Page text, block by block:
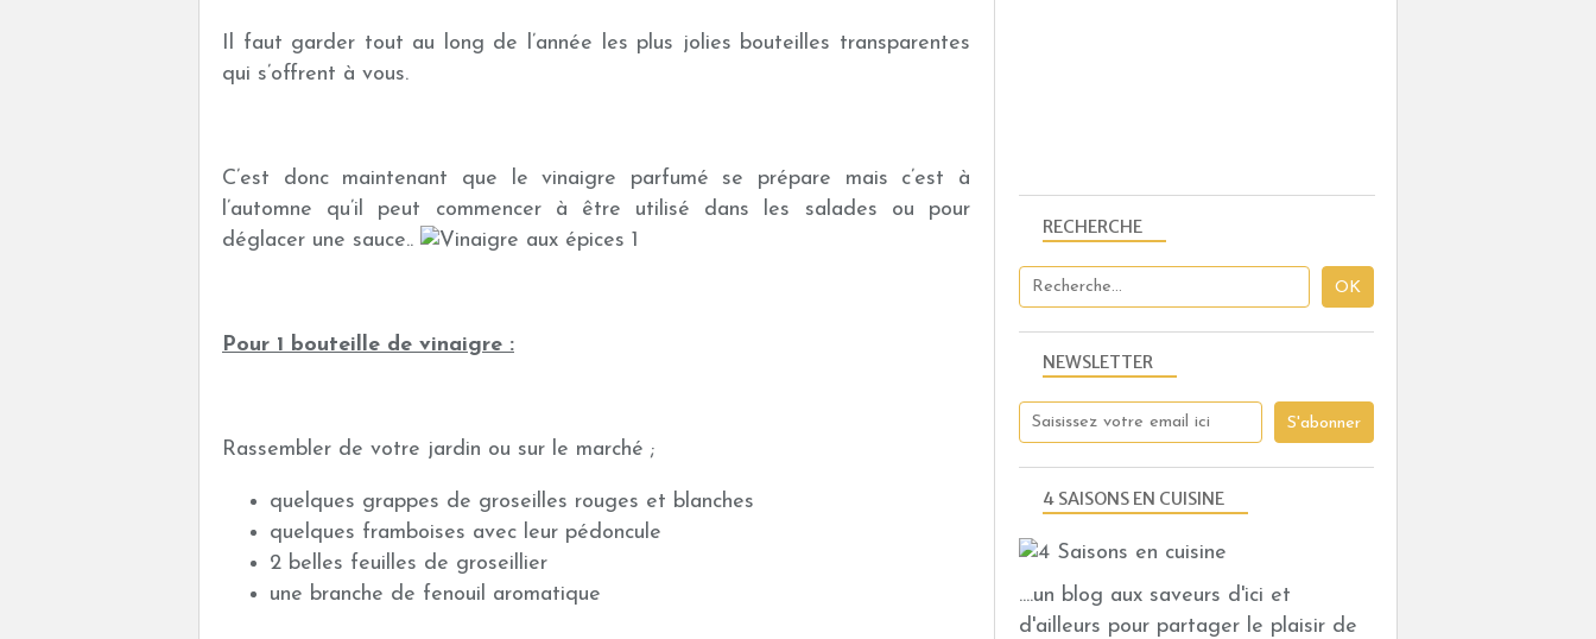
Il faut garder tout au long de l’année les plus jolies bouteilles transparentes
qui s’offrent à vous.
C’est donc maintenant que le vinaigre parfumé se prépare mais c’est à
l’automne qu’il peut commencer à être utilisé dans les salades ou pour
déglacer une sauce..
Pour 1 bouteille de vinaigre :
Rassembler de votre jardin ou sur le marché ;
quelques grappes de groseilles rouges et blanches
quelques framboises avec leur pédoncule
2 belles feuilles de groseillier
une branche de fenouil aromatique
NEWSLETTER
RECHERCHE
4 SAISONS EN CUISINE
....un blog aux saveurs d'ici et
d'ailleurs pour partager le plaisir de